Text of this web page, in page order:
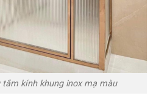
kính khung inox mạ màu